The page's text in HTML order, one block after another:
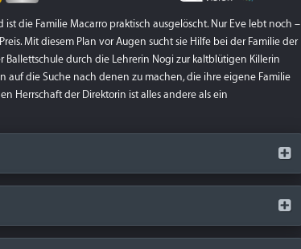
die Familie Macarro praktisch ausgelöscht. Nur Eve lebt noch –
Mit diesem Plan vor Augen sucht sie Hilfe bei der Familie der
Ballettschule durch die Lehrerin Nogi zur kaltblütigen Killerin
auf die Suche nach denen zu machen, die ihre eigene Familie
Herrschaft der Direktorin ist alles andere als ein